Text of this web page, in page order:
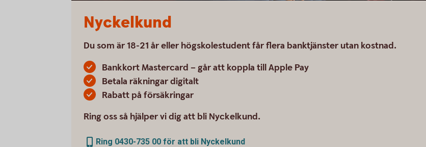
Nyckelkund
Du som är 18-21 år eller högskolestudent får flera banktjänster utan kostnad.
Bankkort Mastercard – går att koppla till Apple Pay
Betala räkningar digitalt
Rabatt på försäkringar
Ring oss så hjälper vi dig att bli Nyckelkund.
Ring 0430-735 00 för att bli Nyckelkund